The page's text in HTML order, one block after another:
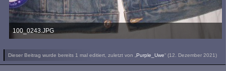
100_0243.JPG
419,08 kB, 766×990, 409 mal angesehen
Dieser Beitrag wurde bereits 1 mal editiert, zuletzt von „Purple_Uwe“ (12. Dezember 2021)